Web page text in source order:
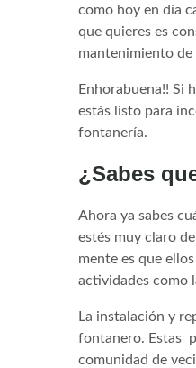
como hoy en día
que quieres es
mantenimiento de
Enhorabuena!! Si
estás listo para
fontanería.
¿Sabes
Ahora ya sabes
estés muy claro
mente es que
actividades como
La instalación y
fontanero. Estas
comunidad de